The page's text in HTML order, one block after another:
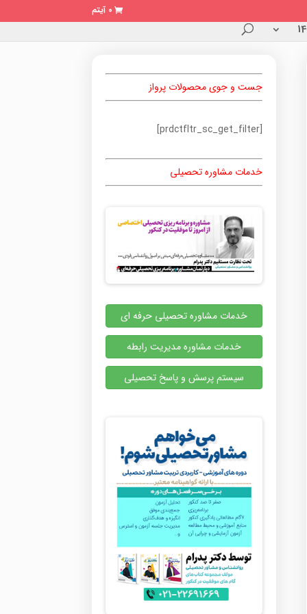
0 آیتم
جست و جوی محصولات پرواز
[prdctfltr_sc_get_filter]
خدمات مشاوره تحصیلی
خدمات مشاوره تحصیلی حرفه ای
خدمات مشاوره مدیریت رابطه
سیستم پرسش و پاسخ تحصیلی